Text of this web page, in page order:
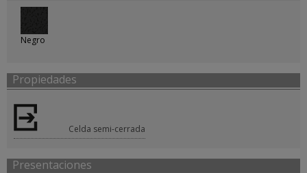
Negro
Propiedades
Celda semi-cerrada
Presentaciones